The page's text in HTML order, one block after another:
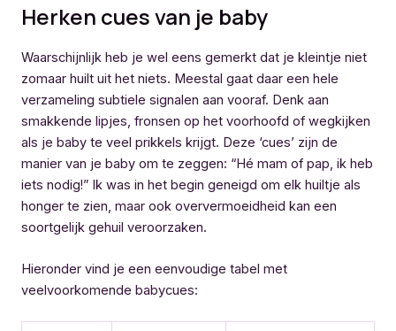
Herken cues van je baby
Waarschijnlijk heb je wel eens gemerkt dat je kleintje niet
zomaar huilt uit het niets. Meestal gaat daar een hele
verzameling subtiele signalen aan vooraf. Denk aan
smakkende lipjes, fronsen op het voorhoofd of wegkijken
als je baby te veel prikkels krijgt. Deze ‘cues’ zijn de
manier van je baby om te zeggen: “Hé mam of pap, ik heb
iets nodig!” Ik was in het begin geneigd om elk huiltje als
honger te zien, maar ook oververmoeidheid kan een
soortgelijk gehuil veroorzaken.
Hieronder vind je een eenvoudige tabel met
veelvoorkomende babycues: